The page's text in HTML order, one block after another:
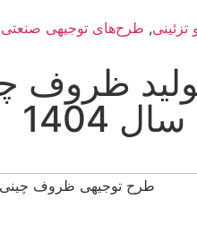
, طرح‌های توجیهی صنعتی
ظروف